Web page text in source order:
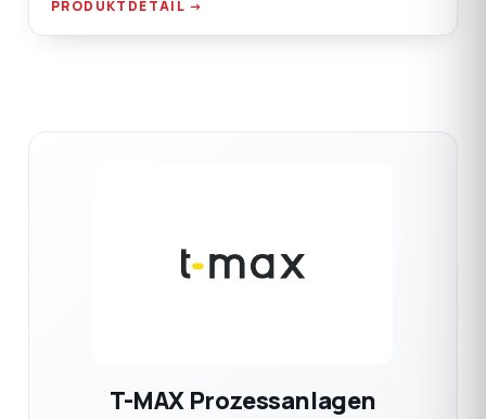
PRODUKTDETAIL →
T-MAX Prozessanlagen